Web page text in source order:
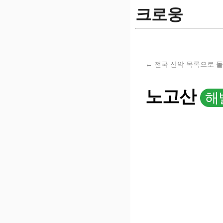
크로웅
← 전국 산악 목록으로
노고산 해